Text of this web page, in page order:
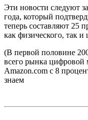
Эти новости следуют
года, который
теперь составляют 25
как физического, так
(В первой половине
всего рынка цифровой
Amazon.com с 8
знаем